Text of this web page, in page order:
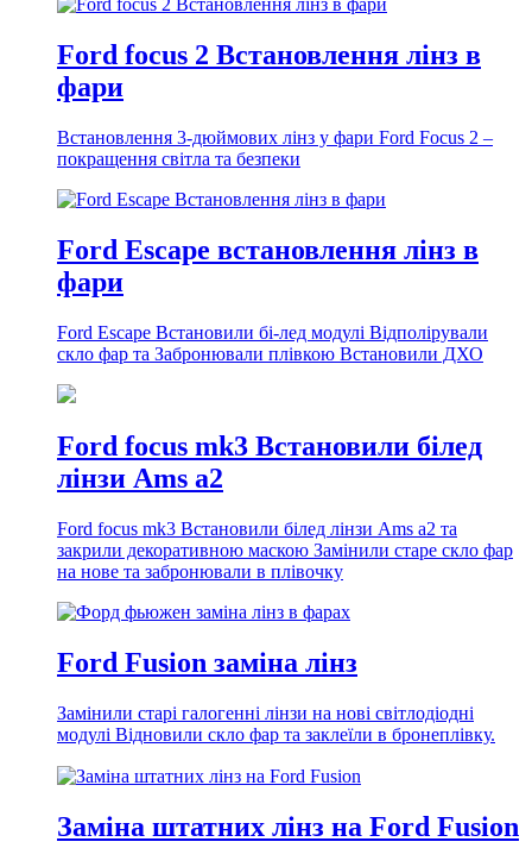
Ford focus 2 Встановлення лінз в
фари
Встановлення 3-дюймових лінз у фари Ford Focus 2 –
покращення світла та безпеки
Ford Escape встановлення лінз в
фари
Ford Escape Встановили бі-лед модулі Відполірували
скло фар та Забронювали плівкою Встановили ДХО
Ford focus mk3 Встановили білед
лінзи Ams a2
Ford focus mk3 Встановили білед лінзи Ams a2 та
закрили декоративною маскою Замінили старе скло фар
на нове та забронювали в плівочку
Ford Fusion заміна лінз
Замінили старі галогенні лінзи на нові світлодіодні
модулі Відновили скло фар та заклеїли в бронеплівку.
Заміна штатних лінз на Ford Fusion